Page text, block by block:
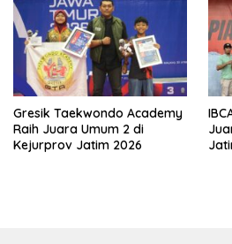
Gresik Taekwondo Academy
Raih Juara Umum 2 di
Kejurprov Jatim 2026